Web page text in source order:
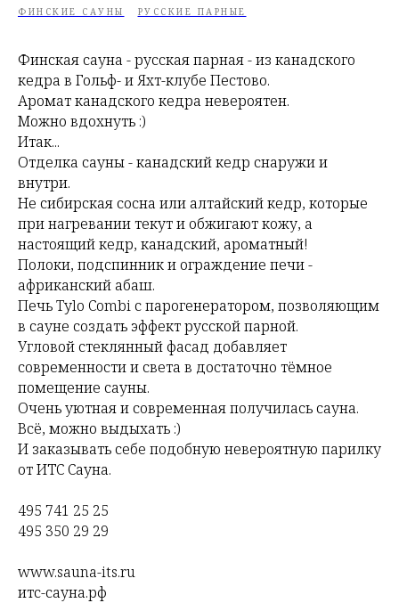
ФИНСКИЕ САУНЫ РУССКИЕ ПАРНЫЕ
Финская сауна - русская парная - из канадского
кедра в Гольф- и Яхт-клубе Пестово.
Аромат канадского кедра невероятен.
Можно вдохнуть :)
Итак...
Отделка сауны - канадский кедр снаружи и
внутри.
Не сибирская сосна или алтайский кедр, которые
при нагревании текут и обжигают кожу, а
настоящий кедр, канадский, ароматный!
Полоки, подспинник и ограждение печи -
африканский абаш.
Печь Tylo Combi с парогенератором, позволяющим
в сауне создать эффект русской парной.
Угловой стеклянный фасад добавляет
современности и света в достаточно тёмное
помещение сауны.
Очень уютная и современная получилась сауна.
Всё, можно выдыхать :)
И заказывать себе подобную невероятную парилку
от ИТС Сауна.
495 741 25 25
495 350 29 29
www.sauna-its.ru
итс-сауна.рф